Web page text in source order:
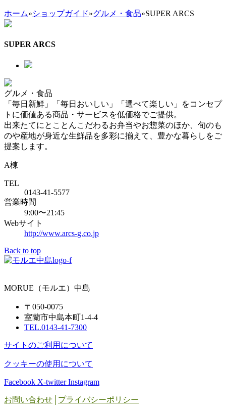
ホーム»ショップガイド»グルメ・食品»SUPER ARCS
SUPER ARCS
グルメ・食品
「毎日新鮮」「毎日おいしい」「選べて楽しい」をコンセプ
トに価値ある商品・サービスを低価格でご提供。
出来たてにとことんこだわるお弁当やお惣菜のほか、旬のも
のや産地が身近な生鮮品を多彩に揃えて、豊かな暮らしをご
提案します。
A棟
TEL
0143-41-5577
営業時間
9:00〜21:45
Webサイト
http://www.arcs-g.co.jp
Back to top
MORUE（モルエ）中島
〒050-0075
室蘭市中島本町1-4-4
TEL.0143-41-7300
サイトのご利用について
クッキーの使用について
Facebook X-twitter Instagram
お問い合わせ プライバシーポリシー